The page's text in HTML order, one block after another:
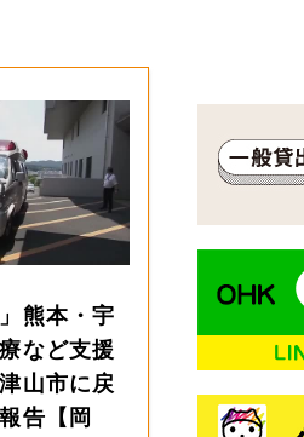
熊本・宇
など支援
山市に戻
告【岡